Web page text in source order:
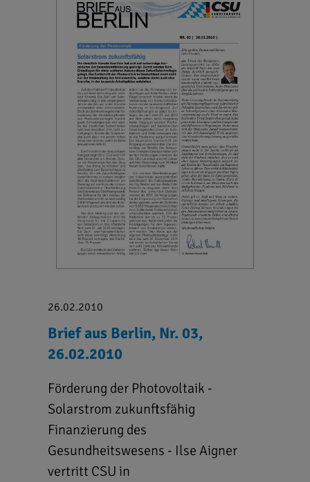
26.02.2010
Brief aus Berlin, Nr. 03,
26.02.2010
Förderung der Photovoltaik -
Solarstrom zukunftsfähig
Finanzierung des
Gesundheitswesens - Ilse Aigner
vertritt CSU in